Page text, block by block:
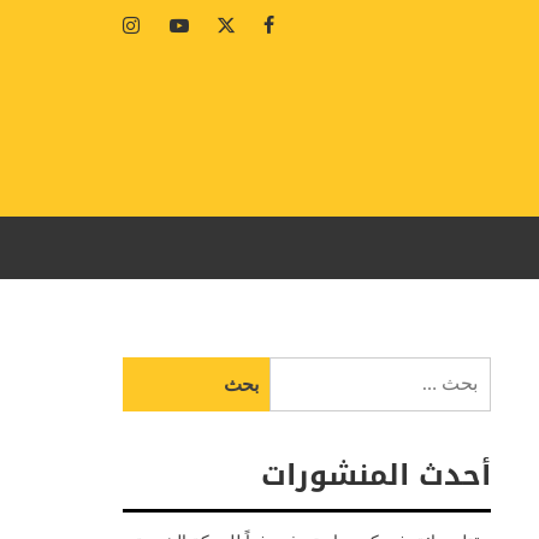
Facebook
Twitter
Youtube
Instagram
عن:
أحدث المنشورات